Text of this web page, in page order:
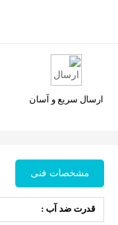
ارسال سریع و آسان
مشخصات فنی
قدرت ضد آب :